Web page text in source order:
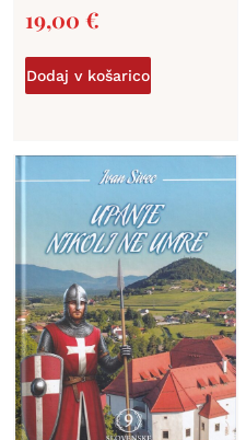
19,00 €
Dodaj v košarico